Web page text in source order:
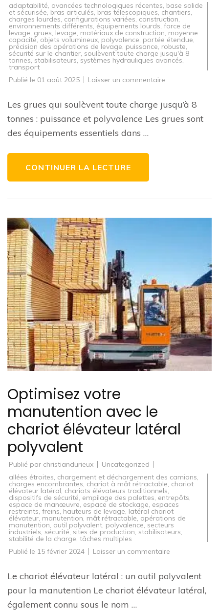
adaptabilité, avancées technologiques récentes, base solide
et sécurisée, bras articulés, bras télescopiques, chantiers,
charges lourdes, configurations variées, construction,
environnements différents, équipements lourds, force de
levage, grues, levage, matériaux de construction, moyenne
capacité, objets volumineux, polyvalence, portée étendue,
précision des opérations de levage, puissance, robuste,
sécurité sur le chantier, soulèvent toute charge jusqu'à 8
tonnes, stabilisateurs, systèmes hydrauliques avancés,
transport
Publié le 01 août 2025 Laisser un commentaire
elles
toute
Les grues qui soulèvent toute charge jusqu’à 8
tonnes : puissance et polyvalence Les grues sont
des équipements essentiels dans …
CONTINUER LA LECTURE
Optimisez votre
manutention avec le
chariot élévateur latéral
polyvalent
Publié par christiandurieux
Uncategorized
allées étroites, chargement et déchargement des camions,
charges encombrantes, chariot à mât rétractable, chariot
élévateur latéral, chariots élévateurs traditionnels,
dispositifs de sécurité, empilage des palettes, entrepôts,
espace de manœuvre, espace de stockage, espaces
restreints, freins, hauteurs de levage, latéral chariot
élévateur, manutention, mât rétractable, opérations de
manutention, outil polyvalent, polyvalence, secteurs
industriels, sécurité, sites de production, stabilisateurs,
stabilité de la charge, tâches multiples
Publié le 15 février 2024 Laisser un commentaire
manutention
avec
chariot
Le chariot élévateur latéral : un outil polyvalent
pour la manutention Le chariot élévateur latéral,
également connu sous le nom …